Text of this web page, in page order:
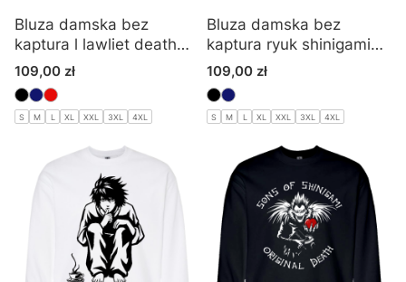
Bluza damska bez
kaptura l lawliet death
note anime
Cena
109,00 zł
S M L XL XXL 3XL 4XL
Bluza damska bez
kaptura ryuk shinigami
death note anime
Cena
109,00 zł
S M L XL XXL 3XL 4XL